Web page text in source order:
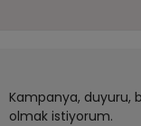
Kampanya, duyuru,
olmak istiyorum.